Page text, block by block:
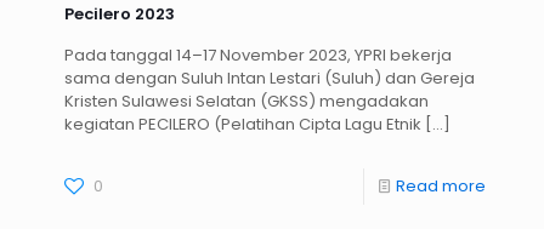
Pecilero 2023
Pada tanggal 14–17 November 2023, YPRI bekerja
sama dengan Suluh Intan Lestari (Suluh) dan Gereja
Kristen Sulawesi Selatan (GKSS) mengadakan
kegiatan PECILERO (Pelatihan Cipta Lagu Etnik […]
0 Read more